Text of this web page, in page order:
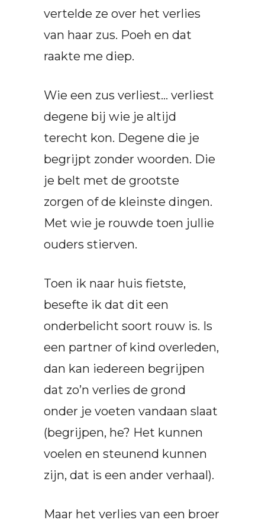
vertelde ze over het verlies
van haar zus. Poeh en dat
raakte me diep.
Wie een zus verliest… verliest
degene bij wie je altijd
terecht kon. Degene die je
begrijpt zonder woorden. Die
je belt met de grootste
zorgen of de kleinste dingen.
Met wie je rouwde toen jullie
ouders stierven.
Toen ik naar huis fietste,
besefte ik dat dit een
onderbelicht soort rouw is. Is
een partner of kind overleden,
dan kan iedereen begrijpen
dat zo’n verlies de grond
onder je voeten vandaan slaat
(begrijpen, he? Het kunnen
voelen en steunend kunnen
zijn, dat is een ander verhaal).
Maar het verlies van een broer